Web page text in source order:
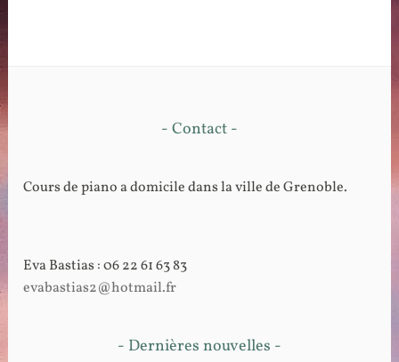
- Contact -
Cours de piano a domicile dans la ville de Grenoble.
Eva Bastias : 06 22 61 63 83
evabastias2@hotmail.fr
- Dernières nouvelles -